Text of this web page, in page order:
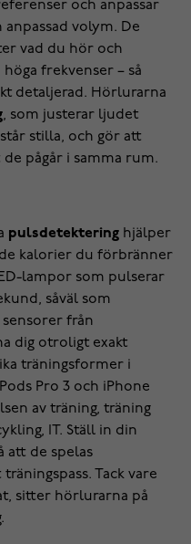
och anpassar
volym. De
vad du hör och
frekvenser – så
detaljerad. Hörlurarna
, som justerar ljudet
stilla, och gör att
pågår i samma rum.
pulsdetektering hjälper
kalorier du förbränner
lampor som pulserar
såväl som
från
dig otroligt exakt
träningsformer i
Pro 3 och iPhone
av träning, träning
IT. Ställ in din
att de spelas
Tack vare
sitter hörlurarna på